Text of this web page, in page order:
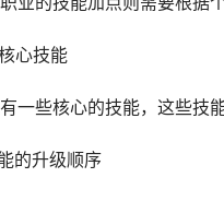
心技能
一些核心的技能，这些技
的升级顺序